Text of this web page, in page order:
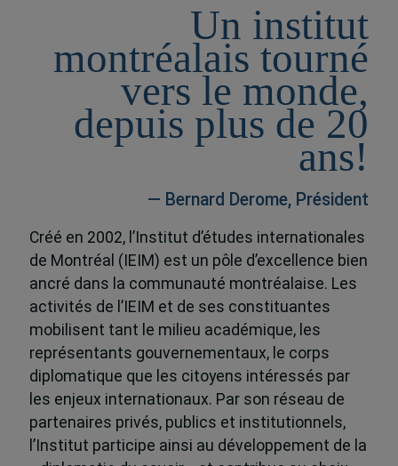
Un institut
montréalais tourné
vers le monde,
depuis plus de 20
ans!
— Bernard Derome, Président
Créé en 2002, l’Institut d’études internationales
de Montréal (IEIM) est un pôle d’excellence bien
ancré dans la communauté montréalaise. Les
activités de l’IEIM et de ses constituantes
mobilisent tant le milieu académique, les
représentants gouvernementaux, le corps
diplomatique que les citoyens intéressés par
les enjeux internationaux. Par son réseau de
partenaires privés, publics et institutionnels,
l’Institut participe ainsi au développement de la